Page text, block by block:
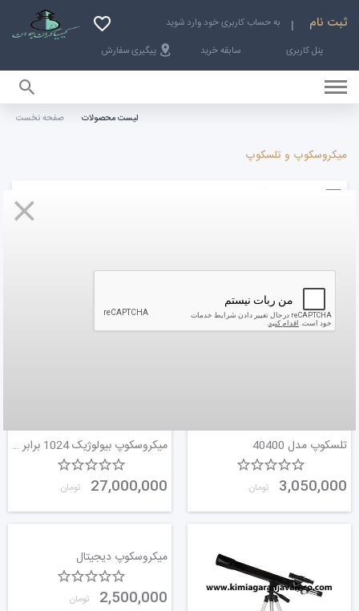
ثبت نام
به حساب کاربری خود وارد شوید
پنل کاربری
سابقه خرید پیگیری سفارش
صفحه نخست صفحه نخست لیست محصولات
میکروسکوپ و تلسکوپ
لیست محصولات
تلسکوپ مدل 40400
3,050,000 تومان
میکروسکوپ بیولوژیک 1024 برابر با دوربین
27,000,000 تومان
میکروسکوپ دیجیتال
2,500,000 تومان